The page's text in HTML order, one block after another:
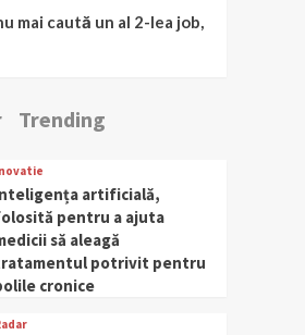
mai caută un al 2-lea job,
Trending
artificială,
pentru a ajuta
să aleagă
potrivit pentru
cronice